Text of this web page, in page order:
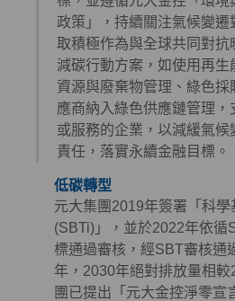
政策」，持續關注氣候變
取積極作為與全球共同對抗
減碳行動方案，如使用再
資源與廢棄物管理、綠色
應商納入綠色供應鏈管理
或服務的企業，以減緩氣
責任，落實永續金融目標。
低碳轉型
元大集團2019年簽署「科
(SBTi)」，並於2022年依循
標通過審核，經SBT審核通
年，2030年絕對排放量相
團已提出「元大金控淨零宣